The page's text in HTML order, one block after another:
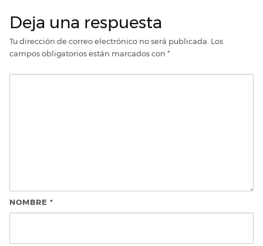
Deja una respuesta
Tu dirección de correo electrónico no será publicada. Los
campos obligatorios están marcados con *
NOMBRE *